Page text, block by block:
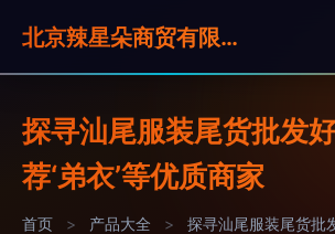
北京辣星朵商贸有限公司
探寻汕尾服装尾货批发
荐‘弟衣’等优质商家
首页 > 产品大全 >
探寻汕尾服装尾货批